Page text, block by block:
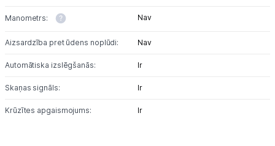
Manometrs: Nav
Aizsardzība pret ūdens noplūdi: Nav
Automātiska izslēgšanās: Ir
Skaņas signāls: Ir
Krūzītes apgaismojums: Ir